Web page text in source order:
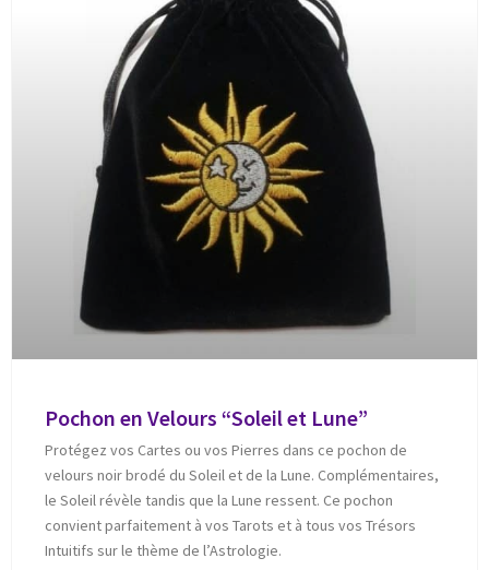
Pochon en Velours “Soleil et Lune”
Protégez vos Cartes ou vos Pierres dans ce pochon de
velours noir brodé du Soleil et de la Lune. Complémentaires,
le Soleil révèle tandis que la Lune ressent. Ce pochon
convient parfaitement à vos Tarots et à tous vos Trésors
Intuitifs sur le thème de l’Astrologie.